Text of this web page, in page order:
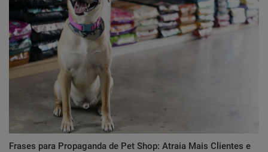
Frases para Propaganda de Pet Shop: Atraia Mais Clientes e